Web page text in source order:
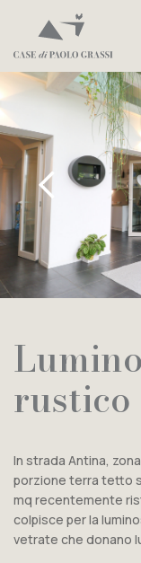
rustico
In strada Antina,
porzione terra tetto
mq recentemente
colpisce per la
vetrate che donano